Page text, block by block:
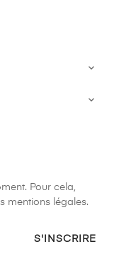


Pour cela,
mentions légales.
S'INSCRIRE